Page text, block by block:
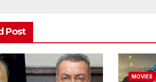
Post
MOVIES